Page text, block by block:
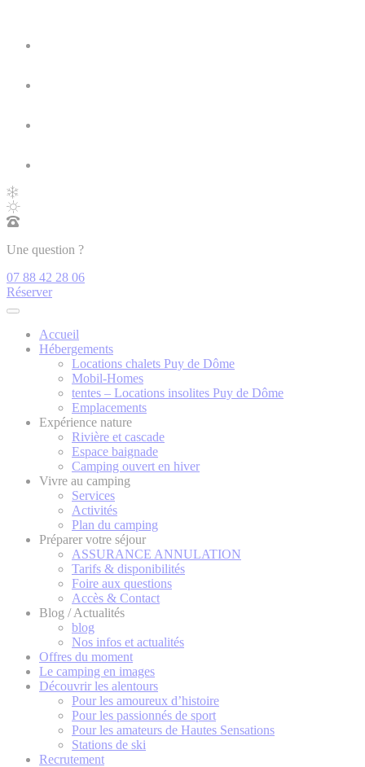
Une question ?
07 88 42 28 06
Réserver
Accueil
Hébergements
Locations chalets Puy de Dôme
Mobil-Homes
tentes – Locations insolites Puy de Dôme
Emplacements
Expérience nature
Rivière et cascade
Espace baignade
Camping ouvert en hiver
Vivre au camping
Services
Activités
Plan du camping
Préparer votre séjour
ASSURANCE ANNULATION
Tarifs & disponibilités
Foire aux questions
Accès & Contact
Blog / Actualités
blog
Nos infos et actualités
Offres du moment
Le camping en images
Découvrir les alentours
Pour les amoureux d’histoire
Pour les passionnés de sport
Pour les amateurs de Hautes Sensations
Stations de ski
Recrutement